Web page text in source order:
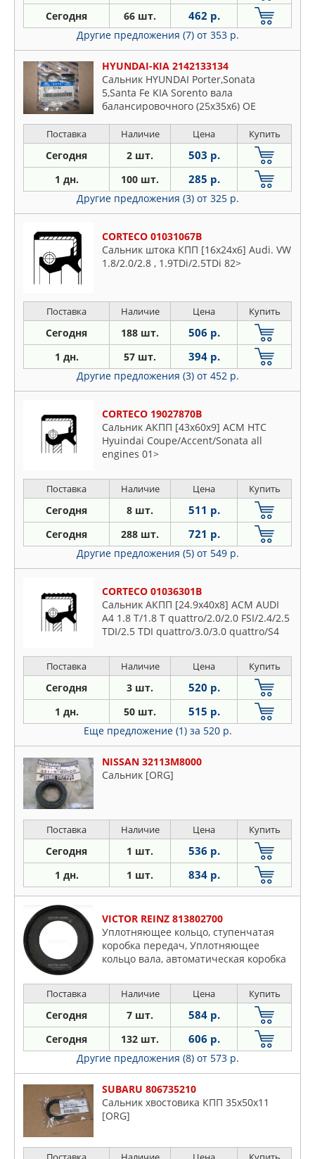
Сегодня 66 шт. 462 р.
Другие предложения (7) от 353 р.
HYUNDAI-KIA 2142133134
Сальник HYUNDAI Porter,Sonata
5,Santa Fe KIA Sorento вала
балансировочного (25х35х6) OE
Поставка Наличие Цена Купить
Сегодня 2 шт. 503 р.
1 дн. 100 шт. 285 р.
Другие предложения (3) от 325 р.
CORTECO 01031067B
Сальник штока КПП [16x24x6] Audi. VW
1.8/2.0/2.8 , 1.9TDi/2.5TDi 82>
Поставка Наличие Цена Купить
Сегодня 188 шт. 506 р.
1 дн. 57 шт. 394 р.
Другие предложения (3) от 452 р.
CORTECO 19027870B
Сальник АКПП [43x60x9] ACM HTC
Hyuindai Coupe/Accent/Sonata all
engines 01>
Поставка Наличие Цена Купить
Сегодня 8 шт. 511 р.
Сегодня 288 шт. 721 р.
Другие предложения (5) от 549 р.
CORTECO 01036301B
Сальник АКПП [24.9x40x8] ACM AUDI
A4 1.8 T/1.8 T quattro/2.0/2.0 FSI/2.4/2.5
TDI/2.5 TDI quattro/3.0/3.0 quattro/S4
Поставка Наличие Цена Купить
Сегодня 3 шт. 520 р.
1 дн. 50 шт. 515 р.
Еще предложение (1) за 520 р.
NISSAN 32113M8000
Сальник [ORG]
Поставка Наличие Цена Купить
Сегодня 1 шт. 536 р.
1 дн. 1 шт. 834 р.
VICTOR REINZ 813802700
Уплотняющее кольцо, ступенчатая
коробка передач, Уплотняющее
кольцо вала, автоматическая коробка
дифференциал
Поставка Наличие Цена Купить
Сегодня 7 шт. 584 р.
Сегодня 132 шт. 606 р.
Другие предложения (8) от 573 р.
SUBARU 806735210
Сальник хвостовика КПП 35x50x11
[ORG]